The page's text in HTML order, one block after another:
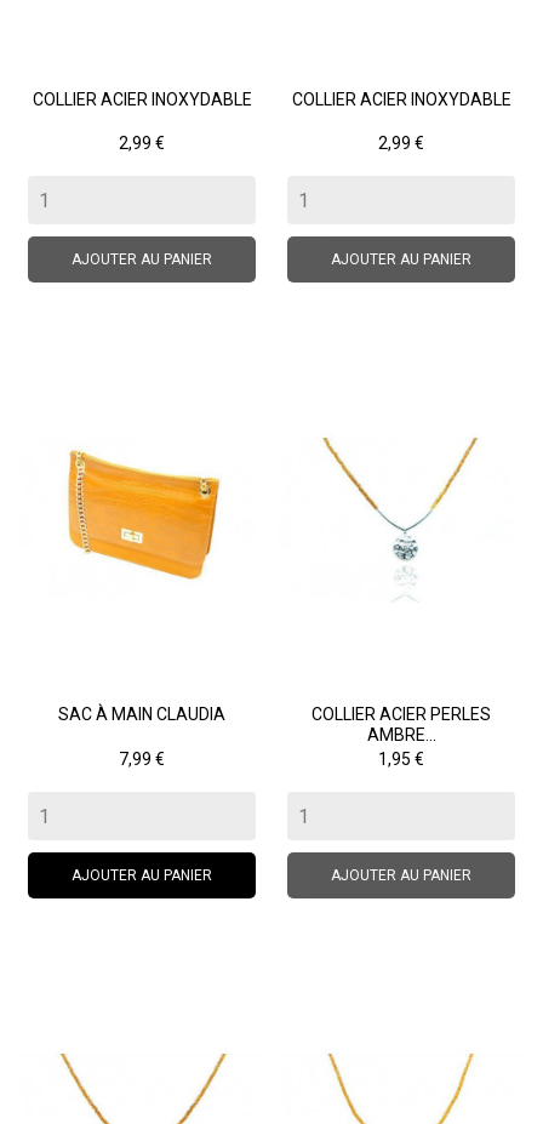
COLLIER ACIER INOXYDABLE
Prix
2,99 €
AJOUTER AU PANIER
COLLIER ACIER INOXYDABLE
Prix
2,99 €
AJOUTER AU PANIER
SAC À MAIN CLAUDIA
Prix
7,99 €
AJOUTER AU PANIER
COLLIER ACIER PERLES
AMBRE...
Prix
1,95 €
AJOUTER AU PANIER